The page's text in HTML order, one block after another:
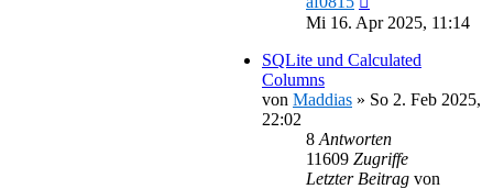
Mi 16. Apr 2025, 11:14
SQLite und Calculated
Columns
von Maddias » So 2. Feb 2025,
22:02
8 Antworten
11609 Zugriffe
Letzter Beitrag von